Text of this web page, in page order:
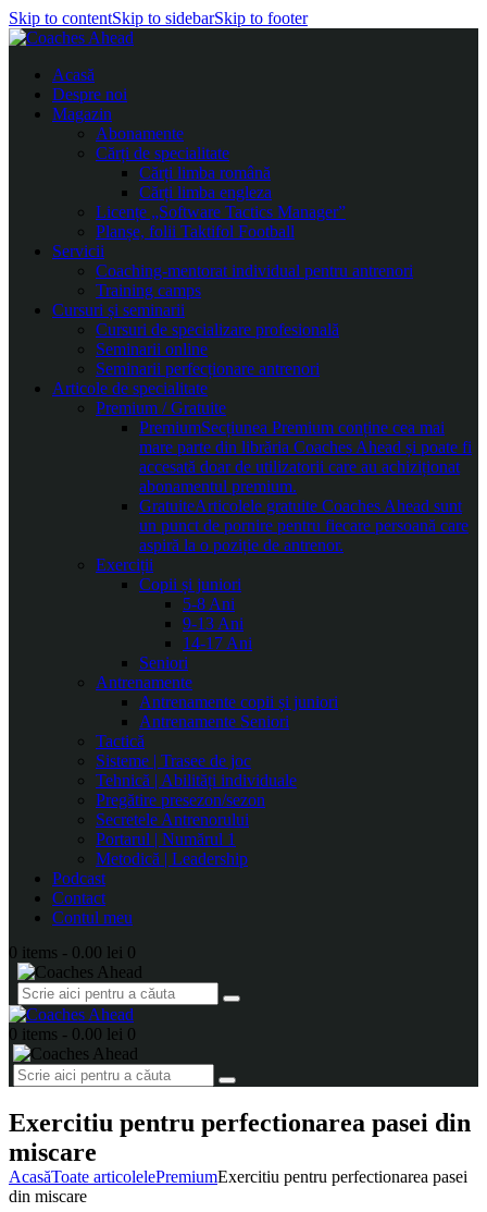
Skip to contentSkip to sidebarSkip to footer
Acasă
Despre noi
Magazin
Abonamente
Cărți de specialitate
Cărți limba română
Cărți limba engleza
Licențe „Software Tactics Manager”
Planșe, folii Taktifol Football
Servicii
Coaching-mentorat individual pentru antrenori
Training camps
Cursuri și seminarii
Cursuri de specializare profesională
Seminarii online
Seminarii perfecționare antrenori
Articole de specialitate
Premium / Gratuite
PremiumSecțiunea Premium conține cea mai
mare parte din librăria Coaches Ahead și poate fi
accesată doar de utilizatorii care au achiziționat
abonamentul premium.
GratuiteArticolele gratuite Coaches Ahead sunt
un punct de pornire pentru fiecare persoană care
aspiră la o poziție de antrenor.
Exerciții
Copii și juniori
5-8 Ani
9-13 Ani
14-17 Ani
Seniori
Antrenamente
Antrenamente copii și juniori
Antrenamente Seniori
Tactică
Sisteme | Trasee de joc
Tehnică | Abilități individuale
Pregătire presezon/sezon
Secretele Antrenorului
Portarul | Numărul 1
Metodică | Leadership
Podcast
Contact
Contul meu
0 items - 0.00 lei 0
0 items - 0.00 lei 0
Exercitiu pentru perfectionarea pasei din
miscare
AcasăToate articolelePremiumExercitiu pentru perfectionarea pasei
din miscare